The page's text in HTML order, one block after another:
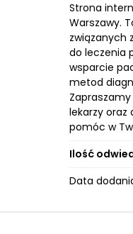
Strona
Warszawy.
związanych
do leczenia
wsparcie
metod
lekarzy oraz
pomóc w
Ilość
Data